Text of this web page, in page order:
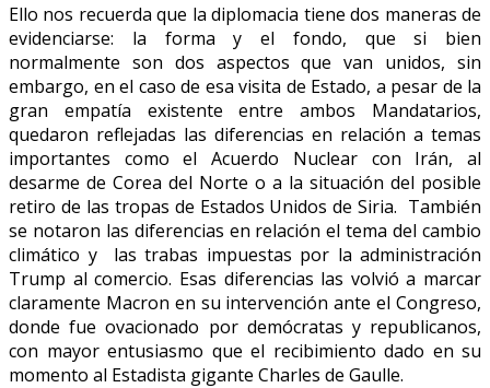
Ello nos recuerda que la diplomacia tiene dos maneras de
evidenciarse: la forma y el fondo, que si bien
normalmente son dos aspectos que van unidos, sin
embargo, en el caso de esa visita de Estado, a pesar de la
gran empatía existente entre ambos Mandatarios,
quedaron reflejadas las diferencias en relación a temas
importantes como el Acuerdo Nuclear con Irán, al
desarme de Corea del Norte o a la situación del posible
retiro de las tropas de Estados Unidos de Siria. También
se notaron las diferencias en relación el tema del cambio
climático y las trabas impuestas por la administración
Trump al comercio. Esas diferencias las volvió a marcar
claramente Macron en su intervención ante el Congreso,
donde fue ovacionado por demócratas y republicanos,
con mayor entusiasmo que el recibimiento dado en su
momento al Estadista gigante Charles de Gaulle.